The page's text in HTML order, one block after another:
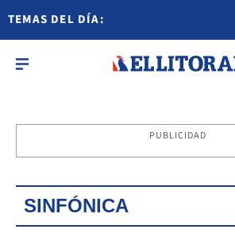
TEMAS DEL DÍA:
PUBLICIDAD
SINFÓNICA